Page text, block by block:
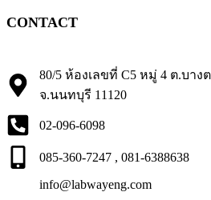
CONTACT
80/5 ห้องเลขที่ C5 หมู่ 4 ต.บาง
จ.นนทบุรี 11120
02-096-6098
085-360-7247 , 081-6388638
info@labwayeng.com